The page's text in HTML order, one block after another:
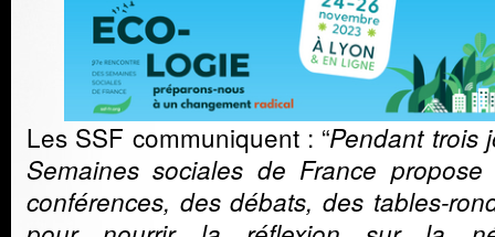
Les SSF communiquent : “Pendant trois
Semaines sociales de France
conférences, des débats, des tables-